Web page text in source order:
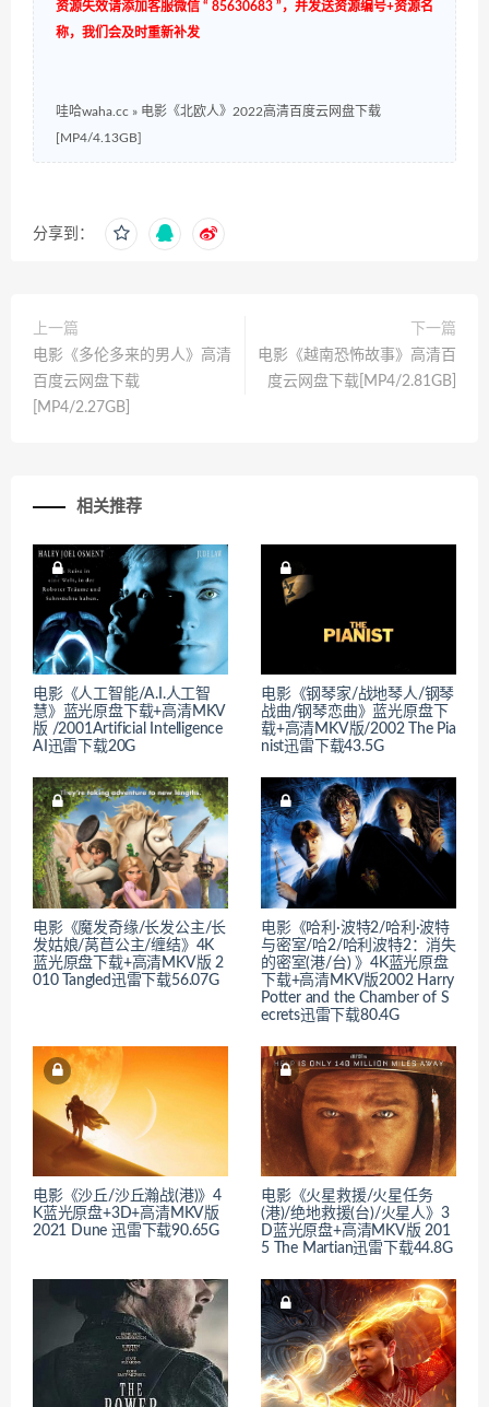
资源失效请添加客服微信 “ 85630683 ”，并发送资源编号+资源名
称，我们会及时重新补发
哇哈waha.cc » 电影《北欧人》2022高清百度云网盘下载
[MP4/4.13GB]
分享到：
上一篇
电影《多伦多来的男人》高清
百度云网盘下载
[MP4/2.27GB]
下一篇
电影《越南恐怖故事》高清百
度云网盘下载[MP4/2.81GB]
相关推荐
电影《人工智能/A.I.人工智
慧》蓝光原盘下载+高清MKV
版 /2001Artificial Intelligence
AI迅雷下载20G
电影《钢琴家/战地琴人/钢琴
战曲/钢琴恋曲》蓝光原盘下
载+高清MKV版/2002 The Pia
nist迅雷下载43.5G
电影《魔发奇缘/长发公主/长
发姑娘/莴苣公主/缠结》4K
蓝光原盘下载+高清MKV版 2
010 Tangled迅雷下载56.07G
电影《哈利·波特2/哈利·波特
与密室/哈2/哈利波特2：消失
的密室(港/台) 》4K蓝光原盘
下载+高清MKV版2002 Harry
Potter and the Chamber of S
ecrets迅雷下载80.4G
电影《沙丘/沙丘瀚战(港)》4
K蓝光原盘+3D+高清MKV版
2021 Dune 迅雷下载90.65G
电影《火星救援/火星任务
(港)/绝地救援(台)/火星人》3
D蓝光原盘+高清MKV版 201
5 The Martian迅雷下载44.8G